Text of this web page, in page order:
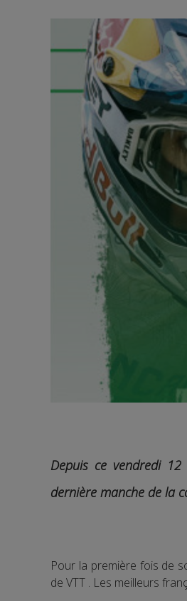
Depuis ce vendredi
dernière manche de la
Pour la première fois de
de VTT . Les meilleurs